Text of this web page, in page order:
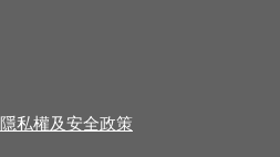
隱私權及安全政策